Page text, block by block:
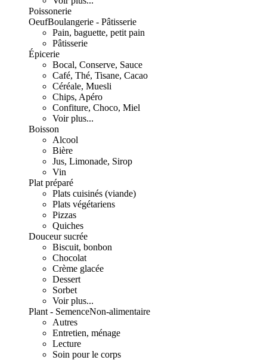
Poissonerie
OeufBoulangerie - Pâtisserie
Pain, baguette, petit pain
Pâtisserie
Épicerie
Bocal, Conserve, Sauce
Café, Thé, Tisane, Cacao
Céréale, Muesli
Chips, Apéro
Confiture, Choco, Miel
Voir plus...
Boisson
Alcool
Bière
Jus, Limonade, Sirop
Vin
Plat préparé
Plats cuisinés (viande)
Plats végétariens
Pizzas
Quiches
Douceur sucrée
Biscuit, bonbon
Chocolat
Crème glacée
Dessert
Sorbet
Voir plus...
Plant - SemenceNon-alimentaire
Autres
Entretien, ménage
Lecture
Soin pour le corps